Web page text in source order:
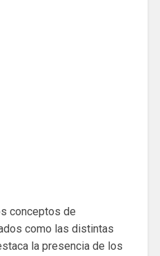
conceptos de
como las distintas
la presencia de los